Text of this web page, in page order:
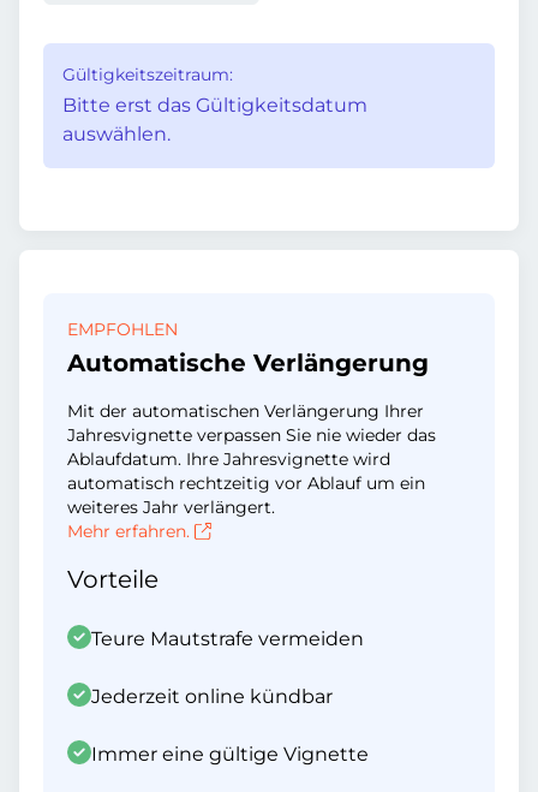
Gültigkeitszeitraum:
Bitte erst das Gültigkeitsdatum
auswählen.
EMPFOHLEN
Automatische Verlängerung
Mit der automatischen Verlängerung Ihrer
Jahresvignette verpassen Sie nie wieder das
Ablaufdatum. Ihre Jahresvignette wird
automatisch rechtzeitig vor Ablauf um ein
weiteres Jahr verlängert.
Mehr erfahren.
Vorteile
Teure Mautstrafe vermeiden
Jederzeit online kündbar
Immer eine gültige Vignette